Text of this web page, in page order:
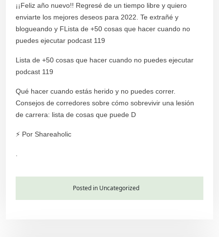
¡¡Feliz año nuevo!! Regresé de un tiempo libre y quiero
enviarte los mejores deseos para 2022. Te extrañé y
blogueando y FLista de +50 cosas que hacer cuando no
puedes ejecutar podcast 119
Lista de +50 cosas que hacer cuando no puedes ejecutar
podcast 119
Qué hacer cuando estás herido y no puedes correr.
Consejos de corredores sobre cómo sobrevivir una lesión
de carrera: lista de cosas que puede D
⚡ Por Shareaholic
Posted in Uncategorized